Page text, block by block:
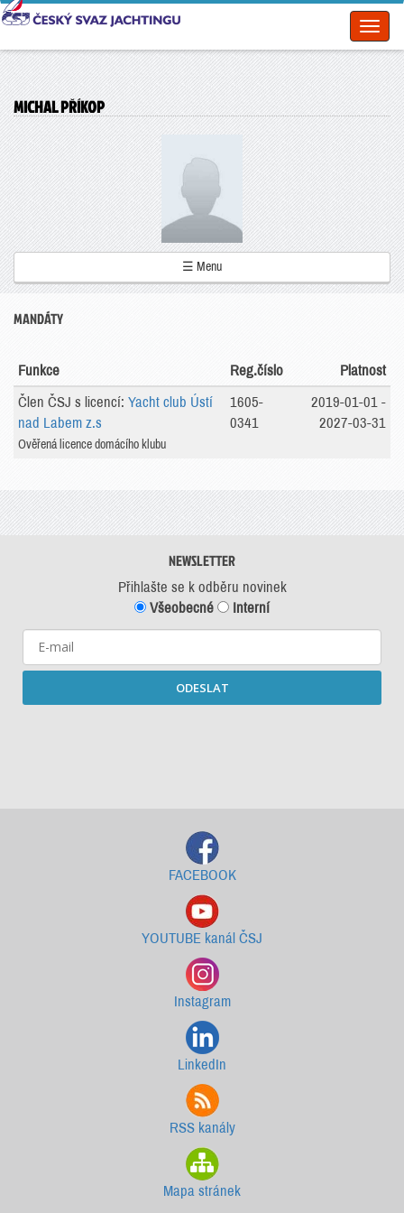
MICHAL PŘÍKOP
☰ Menu
MANDÁTY
Funkce Reg.číslo Platnost
Člen ČSJ s licencí: Yacht club Ústí
nad Labem z.s
Ověřená licence domácího klubu
1605-
0341
2019-01-01 -
2027-03-31
NEWSLETTER
Přihlašte se k odběru novinek
Všeobecné
Interní
ODESLAT
FACEBOOK
YOUTUBE kanál ČSJ
Instagram
LinkedIn
RSS kanály
Mapa stránek